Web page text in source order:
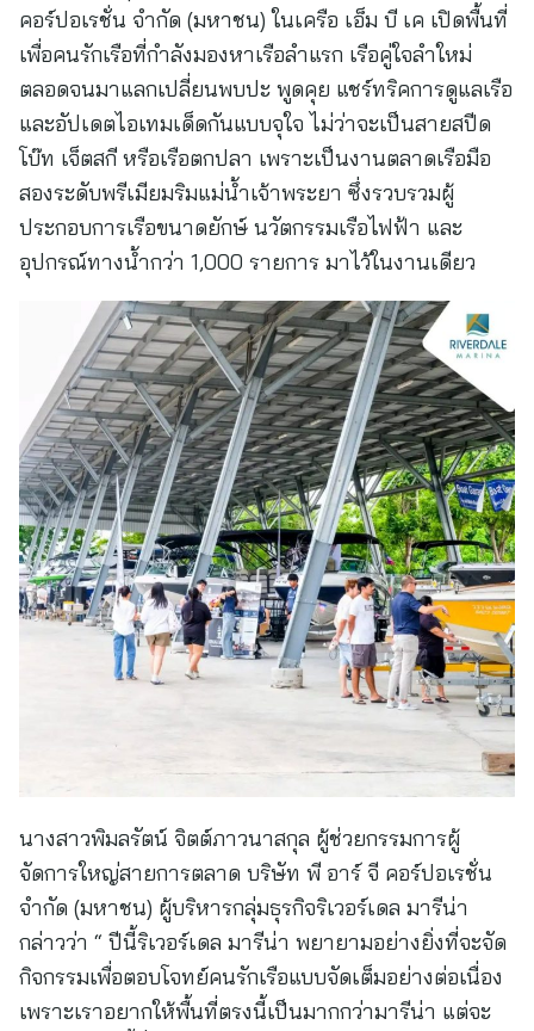
คอร์ปอเรชั่น จำกัด (มหาชน) ในเครือ เอ็ม บี เค เปิดพื้นที่
เพื่อคนรักเรือที่กำลังมองหาเรือลำแรก เรือคู่ใจลำใหม่
ตลอดจนมาแลกเปลี่ยนพบปะ พูดคุย แชร์ทริคการดูแลเรือ
และอัปเดตไอเทมเด็ดกันแบบจุใจ ไม่ว่าจะเป็นสายสปีด
โบ๊ท เจ็ตสกี หรือเรือตกปลา เพราะเป็นงานตลาดเรือมือ
สองระดับพรีเมียมริมแม่น้ำเจ้าพระยา ซึ่งรวบรวมผู้
ประกอบการเรือขนาดยักษ์ นวัตกรรมเรือไฟฟ้า และ
อุปกรณ์ทางน้ำกว่า 1,000 รายการ มาไว้ในงานเดียว
นางสาวพิมลรัตน์ จิตต์ภาวนาสกุล ผู้ช่วยกรรมการผู้
จัดการใหญ่สายการตลาด บริษัท พี อาร์ จี คอร์ปอเรชั่น
จำกัด (มหาชน) ผู้บริหารกลุ่มธุรกิจริเวอร์เดล มารีน่า
กล่าวว่า “ ปีนี้ริเวอร์เดล มารีน่า พยายามอย่างยิ่งที่จะจัด
กิจกรรมเพื่อตอบโจทย์คนรักเรือแบบจัดเต็มอย่างต่อเนื่อง
เพราะเราอยากให้พื้นที่ตรงนี้เป็นมากกว่ามารีน่า แต่จะ